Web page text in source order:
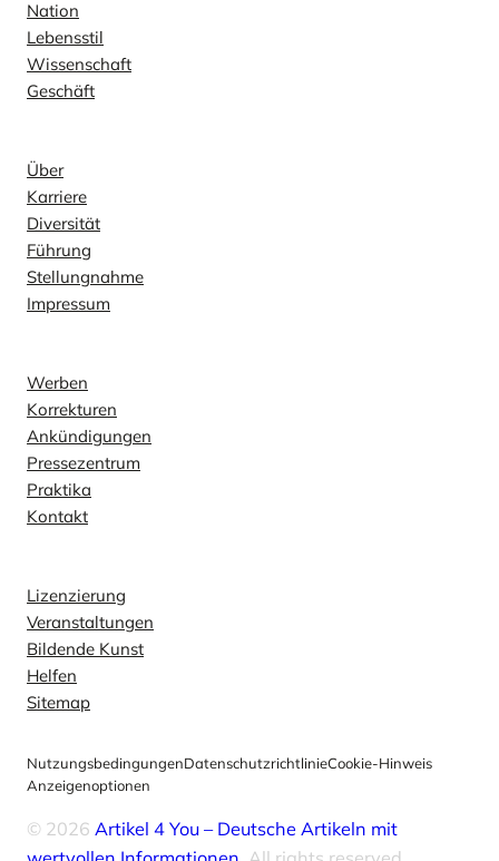
Nation
Lebensstil
Wissenschaft
Geschäft
Über
Karriere
Diversität
Führung
Stellungnahme
Impressum
Werben
Korrekturen
Ankündigungen
Pressezentrum
Praktika
Kontakt
Lizenzierung
Veranstaltungen
Bildende Kunst
Helfen
Sitemap
NutzungsbedingungenDatenschutzrichtlinieCookie-Hinweis
Anzeigenoptionen
© 2026 Artikel 4 You – Deutsche Artikeln mit